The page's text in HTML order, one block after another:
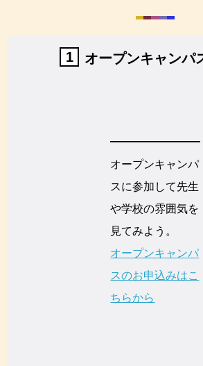
1 オープンキャンパ
オープンキャンパ
スに参加して先生
や学校の雰囲気を
見てみよう。
オープンキャンパ
スのお申込みはこ
ちらから